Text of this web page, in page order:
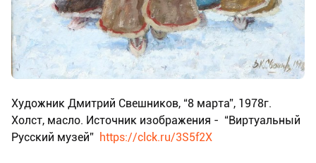
Художник Дмитрий Свешников, “8 марта”, 1978г.
Холст, масло. Источник изображения - “Виртуальный
Русский музей” https://clck.ru/3S5f2X